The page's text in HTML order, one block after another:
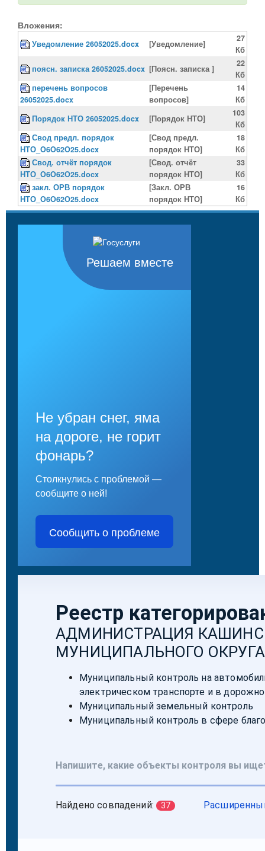
Вложения:
Уведомление 26052025.docx [Уведомление]
27
Кб
поясн. записка 26052025.docx [Поясн. записка ]
22
Кб
перечень вопросов
26052025.docx
[Перечень
вопросов]
14
Кб
Порядок НТО 26052025.docx
[Порядок НТО]
103
Кб
Свод предл. порядок
НТО_O6O62O25.docx
[Свод предл.
порядок НТО]
18
Кб
Свод. отчёт порядок
НТО_O6O62O25.docx
[Свод. отчёт
порядок НТО]
33
Кб
закл. ОРВ порядок
НТО_O6O62O25.docx
[Закл. ОРВ
порядок НТО]
16
Кб
Решаем вместе
Не убран снег, яма
на дороге, не горит
фонарь?
Столкнулись с проблемой —
сообщите о ней!
Сообщить о проблеме